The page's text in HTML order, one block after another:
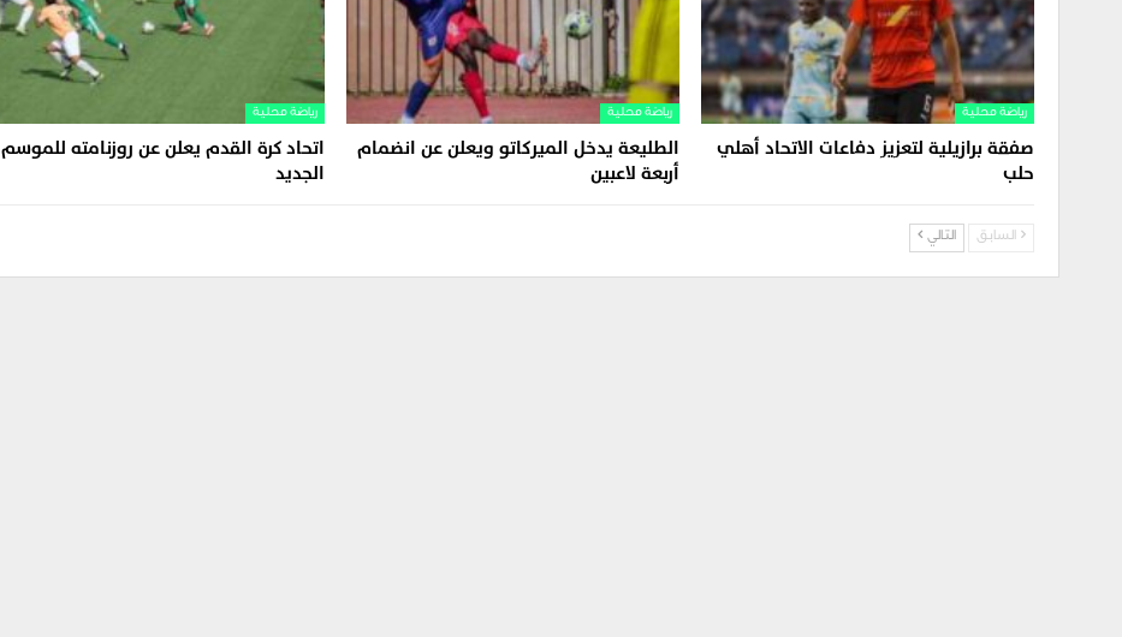
رياضة محلية
صفقة برازيلية لتعزيز دفاعات الاتحاد أهلي
حلب
رياضة محلية
الطليعة يدخل الميركاتو ويعلن عن انضمام
أربعة لاعبين
رياضة محلية
اتحاد كرة القدم يعلن عن روزنامته للموسم
الجديد
السابق التالي